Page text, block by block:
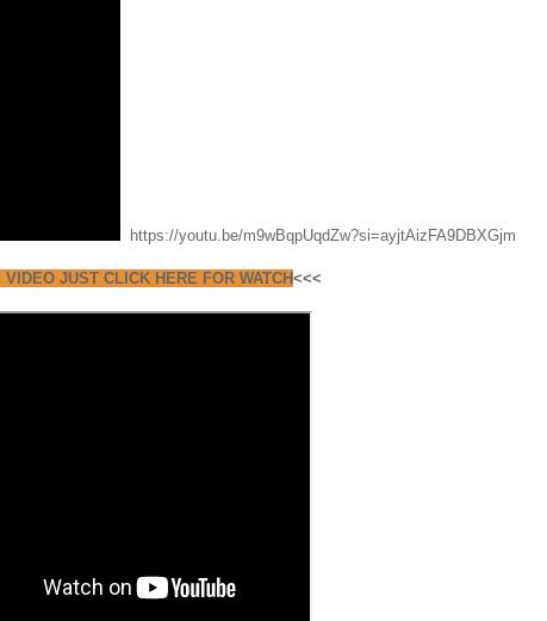
https://youtu.be/m9wBqpUqdZw?si=ayjtAizFA9DBXGjm
VIDEO JUST CLICK HERE FOR WATCH<<<